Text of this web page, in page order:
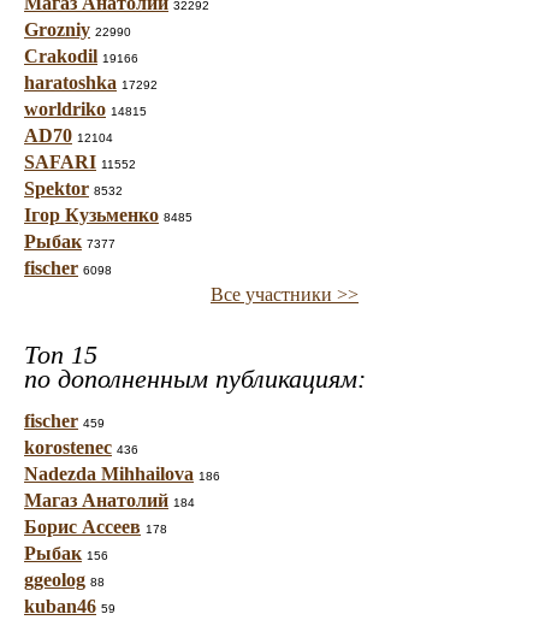
32292
Grozniy 22990
Crakodil 19166
haratoshka 17292
worldriko 14815
AD70 12104
SAFARI 11552
Spektor 8532
Ігор Кузьменко 8485
Рыбак 7377
fischer 6098
Все участники >>
Топ 15
по дополненным публикациям:
fischer 459
korostenec 436
Nadezda Mihhailova 186
Магаз Анатолий 184
Борис Ассеев 178
Рыбак 156
ggeolog 88
kuban46 59